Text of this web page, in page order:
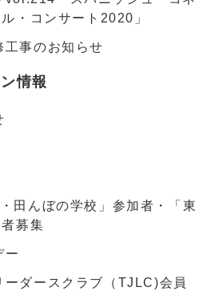
・コンサート2020」
工事のお知らせ
情報
田んぼの学校」参加者・「東
募集
ー
ーダースクラブ（TJLC)会員